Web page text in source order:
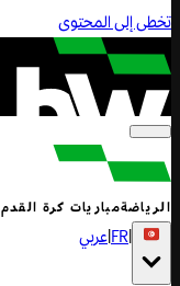
تخطى إلى المحتوى
الرياضةمباريات كرة القدم
|
FR
|عربي